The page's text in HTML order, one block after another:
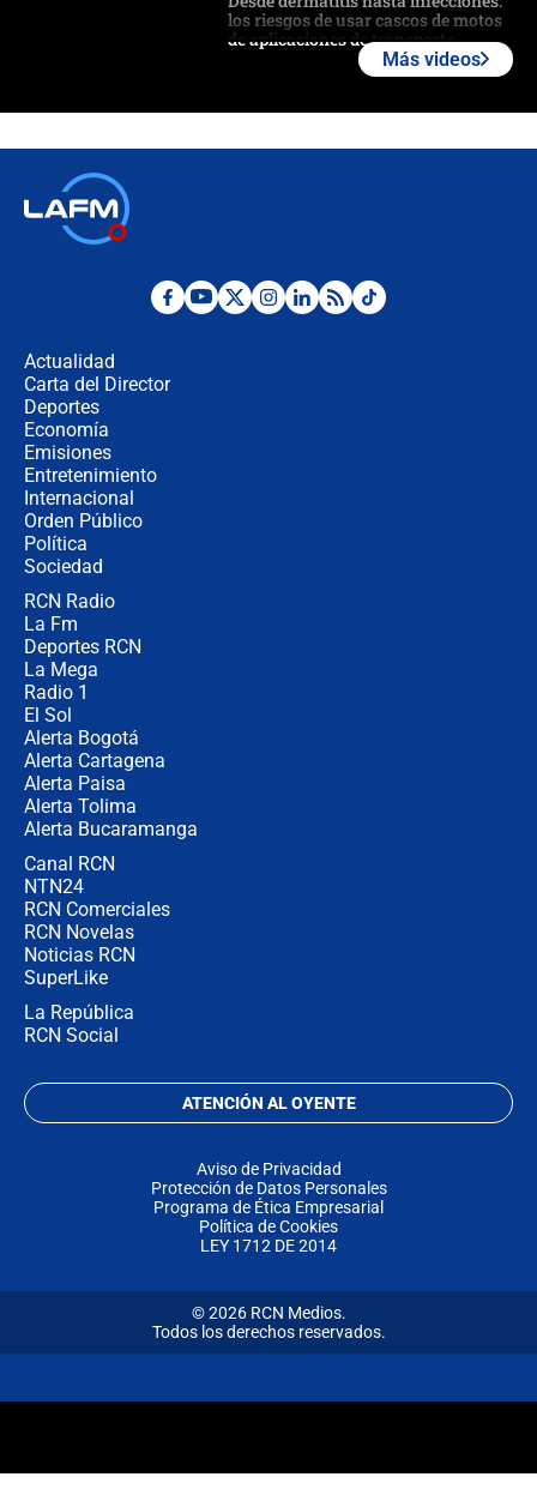
los riesgos de usar cascos de motos
de aplicaciones de transporte
celular? Requisitos, pasos y
Posesión de Abelardo De La Espriella
Más videos
Actualidad
Carta del Director
Deportes
Economía
Emisiones
Entretenimiento
Internacional
Orden Público
Política
Sociedad
RCN Radio
La Fm
Deportes RCN
La Mega
Radio 1
El Sol
Alerta Bogotá
Alerta Cartagena
Alerta Paisa
Alerta Tolima
Alerta Bucaramanga
Canal RCN
NTN24
RCN Comerciales
RCN Novelas
Noticias RCN
SuperLike
La República
RCN Social
ATENCIÓN AL OYENTE
Aviso de Privacidad
Protección de Datos Personales
Programa de Ética Empresarial
Política de Cookies
LEY 1712 DE 2014
© 2026 RCN Medios.
Todos los derechos reservados.